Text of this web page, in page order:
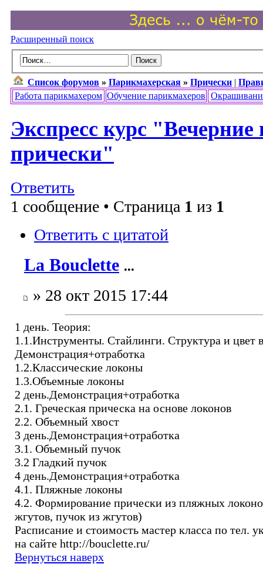
Расширенный поиск
Список форумов » Парикмахерская » Прически |
Работа парикмахером Обучение парикмахеров
Экспресс курс "Вечерние
прически"
Ответить
1 сообщение • Страница 1 из 1
Ответить с цитатой
La Bouclette ...
» 28 окт 2015 17:44
1 день. Теория:
1.1.Инструменты. Стайлинги. Структура и цвет
Демонстрация+отработка
1.2.Классические локоны
1.3.Объемные локоны
2 день.Демонстрация+отработка
2.1. Греческая прическа на основе локонов
2.2. Объемный хвост
3 день.Демонстрация+отработка
3.1. Объемный пучок
3.2 Гладкий пучок
4 день.Демонстрация+отработка
4.1. Пляжные локоны
4.2. Формирование прически из пляжных
жгутов, пучок из жгутов)
Расписание и стоимость мастер класса по тел.
на сайте http://bouclette.ru/
Вернуться наверх